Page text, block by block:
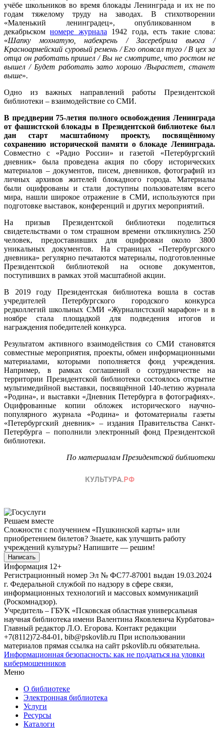
учёбе школьников во время блокады Ленинграда и их не по
годам тяжелому труду на заводах. В стихотворении
«Маленький ленинградец», опубликованном в
декабрьскомномере журнала 1942 года, есть такие слова:
«Шапку мохнатую, набекрень / Засеребрила вьюга /
Красноармейский суровый ремень / Его опоясал туго / В цех за
отца он работать пришел / Вы не смотрите, что ростом не
вышел / Будет работать зато хорошо /Вырастет, станет
выше».
Одно из важных направлений работы Президентской
библиотеки – взаимодействие со СМИ.
В преддверии 75-летия полного освобождения Ленинграда
от фашистской блокады в Президентской библиотеке был
дан старт масштабному проекту, посвящённому
сохранению исторической памяти о блокаде Ленинграда.
Совместно с «Радио России» и газетой «Петербургский
дневник» была проведена акция по сбору исторических
материалов – документов, писем, дневников, фотографий из
личных архивов жителей блокадного города. Материалы
были оцифрованы и стали доступны пользователям всего
мира, нашли широкое отражение в СМИ, используются при
подготовке выставок, конференций и других мероприятий.
На призыв Президентской библиотеки поделиться
свидетельствами о том страшном времени откликнулись 250
человек, предоставивших для оцифровки около 3800
уникальных документов. На страницах «Петербургского
дневника» регулярно печатаются материалы, подготовленные
Президентской библиотекой на основе документов,
поступивших в рамках этой масштабной акции.
В 2019 году Президентская библиотека вошла в состав
учредителей Петербургского городского конкурса
редколлегий школьных СМИ «Журналистский марафон» и в
ноябре стала площадкой для подведения итогов и
награждения победителей конкурса.
Результатом активного взаимодействия со СМИ становятся
совместные мероприятия, проекты, обмен информационными
материалами, которыми пополняется фонд учреждения.
Например, в рамках соглашений о сотрудничестве на
территории Президентской библиотеки состоялось открытие
мультимедийной выставки, посвящённой 140-летию журнала
«Родина», и выставки «Дневник Петербурга в фотографиях».
Оцифрованные копии обложек исторического научно-
популярного журнала «Родина» и фотоматериалы газеты
«Петербургский дневник» – издания Правительства Санкт-
Петербурга – пополнили электронный фонд Президентской
библиотеки.
По материалам Президентской библиотеки
Решаем вместе
Сложности с получением «Пушкинской карты» или
приобретением билетов? Знаете, как улучшить работу
учреждений культуры? Напишите — решим!
Написать
Информация 12+
Регистрационный номер Эл № ФС77-87001 выдан 19.03.2024
г. Федеральной службой по надзору в сфере связи,
информационных технологий и массовых коммуникаций
(Роскомнадзор).
Учредитель – ГБУК «Псковская областная универсальная
научная библиотека имени Валентина Яковлевича Курбатова»
Главный редактор Л.О. Егорова. Контакт редакции
+7(8112)72-84-01, bib@pskovlib.ru При использовании
материалов прямая ссылка на сайт pskovlib.ru обязательна.
Информационная безопасность: как не поддаться на уловки
кибермошенников
Меню
О библиотеке
Электронная библиотека
Услуги
Ресурсы
Каталоги